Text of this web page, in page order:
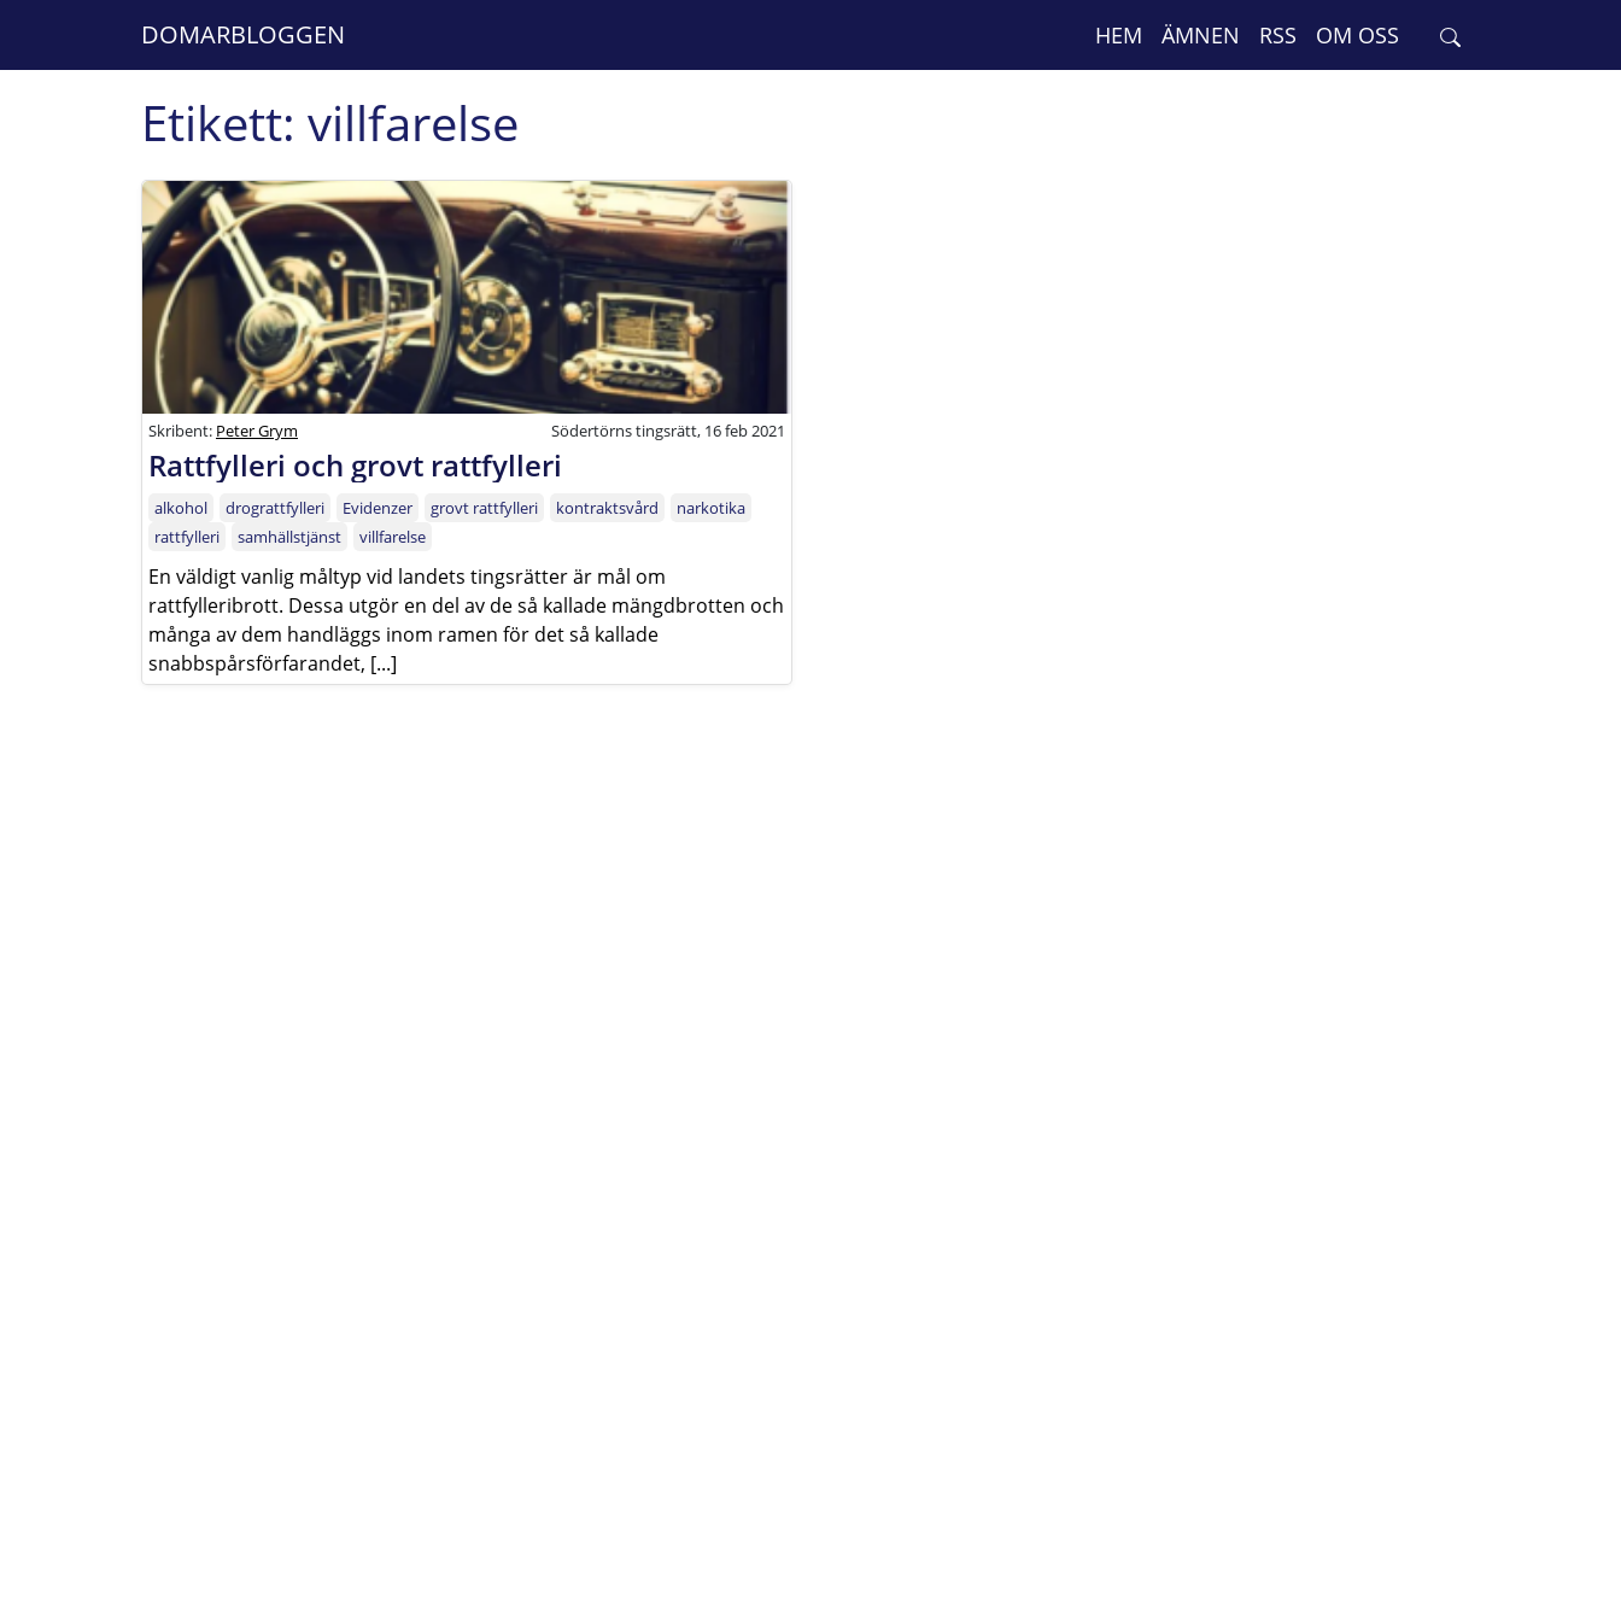
DOMARBLOGGEN HEM ÄMNEN RSS OM OSS
Etikett: villfarelse
Skribent: Peter Grym Södertörns tingsrätt, 16 feb 2021
Rattfylleri och grovt rattfylleri
alkohol drograttfylleri Evidenzer grovt rattfylleri kontraktsvård
narkotika
rattfylleri
samhällstjänst villfarelse
En väldigt vanlig måltyp vid landets tingsrätter är mål om
rattfylleribrott. Dessa utgör en del av de så kallade mängdbrotten och
många av dem handläggs inom ramen för det så kallade
snabbspårsförfarandet, [...]